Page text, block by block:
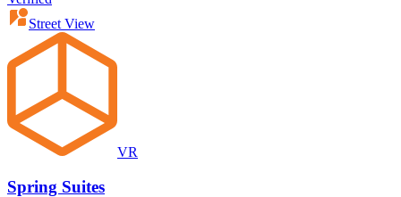
Street View
VR
Spring Suites